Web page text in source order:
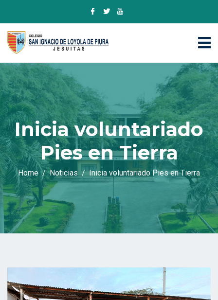
Inicia voluntariado
Pies en Tierra
Home Noticias Inicia voluntariado Pies en Tierra